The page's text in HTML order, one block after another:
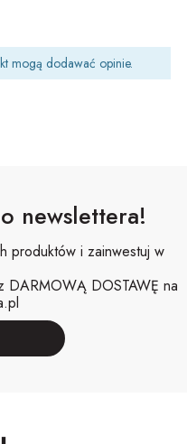
mogą dodawać opinie.
newslettera!
produktów i zainwestuj w
DARMOWĄ DOSTAWĘ na